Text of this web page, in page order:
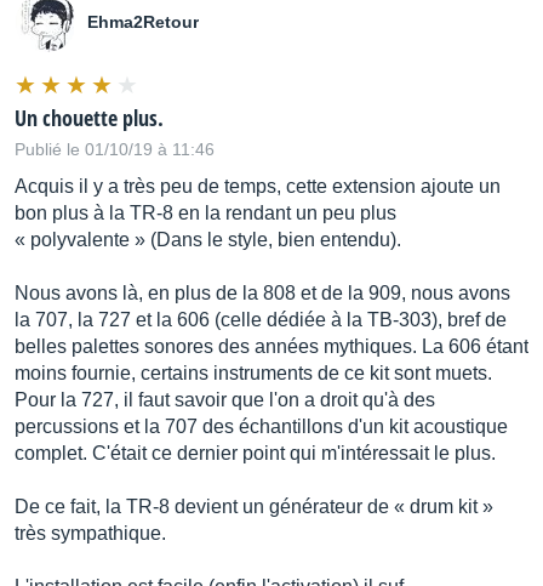
Ehma2Retour
Un chouette plus.
Publié le 01/10/19 à 11:46
Acquis il y a très peu de temps, cette extension ajoute un
bon plus à la TR-8 en la rendant un peu plus
« polyvalente » (Dans le style, bien entendu).
Nous avons là, en plus de la 808 et de la 909, nous avons
la 707, la 727 et la 606 (celle dédiée à la TB-303), bref de
belles palettes sonores des années mythiques. La 606 étant
moins fournie, certains instruments de ce kit sont muets.
Pour la 727, il faut savoir que l'on a droit qu'à des
percussions et la 707 des échantillons d'un kit acoustique
complet. C'était ce dernier point qui m'intéressait le plus.
De ce fait, la TR-8 devient un générateur de « drum kit »
très sympathique.